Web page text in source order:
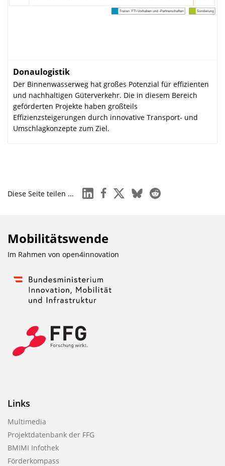
Donaulogistik
Der Binnenwasserweg hat großes Potenzial für effizienten
und nachhaltigen Güterverkehr. Die in diesem Bereich
geförderten Projekte haben großteils
Effizienzsteigerungen durch innovative Transport- und
Umschlagkonzepte zum Ziel.
Diese Seite teilen ... linkedinfacebook
x blueskyreddit
Mobilitätswende
Im Rahmen von open4innovation
Links
Multimedia
Projektdatenbank der FFG
BMIMI Infothek
Förderkompass